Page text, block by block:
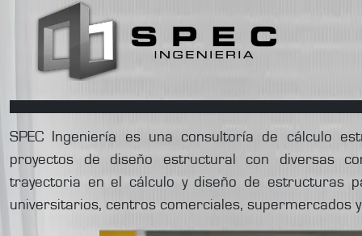
SPEC Ingeniería es una consultoría de cálculo
proyectos de diseño estructural con diversas
trayectoria en el cálculo y diseño de estructuras
universitarios, centros comerciales, supermercados